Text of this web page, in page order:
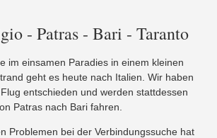
- Patras - Bari - Taranto
im einsamen Paradies in einem kleinen
geht es heute nach Italien. Wir haben
entschieden und werden stattdessen
Patras nach Bari fahren.
Problemen bei der Verbindungssuche hat